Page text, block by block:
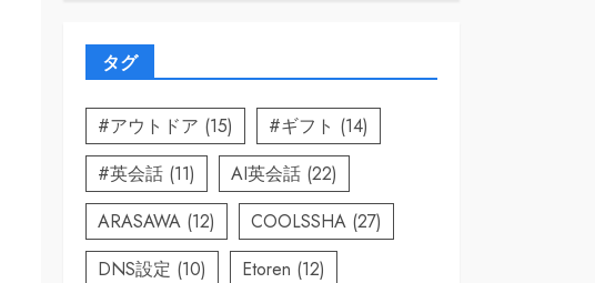
タグ
#アウトドア (15) #ギフト (14)
#英会話 (11) AI英会話 (22)
ARASAWA (12) COOLSSHA (27)
DNS設定 (10) Etoren (12)